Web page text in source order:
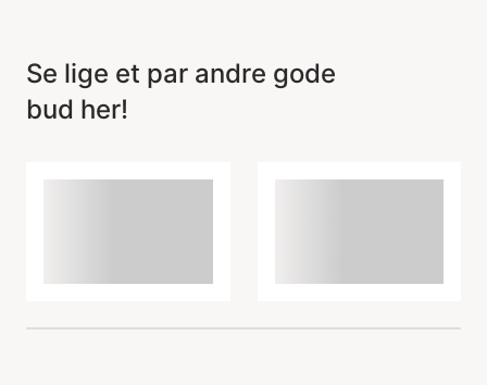
Se lige et par andre gode
bud her!